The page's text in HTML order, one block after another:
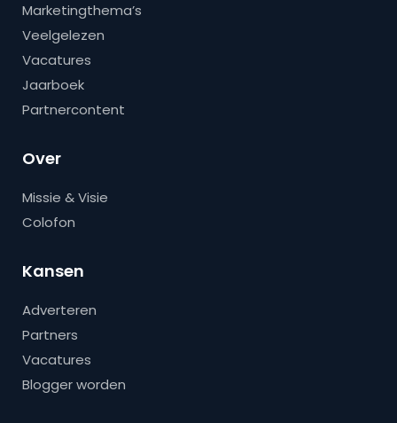
Marketingthema’s
Veelgelezen
Vacatures
Jaarboek
Partnercontent
Over
Missie & Visie
Colofon
Kansen
Adverteren
Partners
Vacatures
Blogger worden